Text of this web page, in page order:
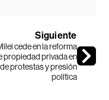
Siguiente
cede en la reforma
propiedad privada en
protestas y presión
política